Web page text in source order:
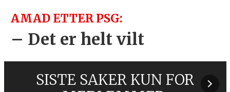
AMAD ETTER PSG:
– Det er helt vilt
SISTE SAKER KUN FOR